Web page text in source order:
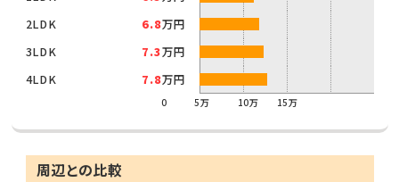
2LDK
6.8万円
3LDK
7.3万円
4LDK
7.8万円
0 5万 10万 15万
周辺との比較